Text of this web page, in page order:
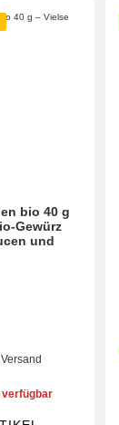
bio 40 g
Gewürz
und
Versand
verfügbar